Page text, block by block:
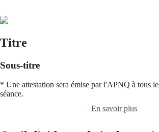
Titre
Sous-titre
* Une attestation sera émise par l'APNQ à tous
séance.
En savoir plus